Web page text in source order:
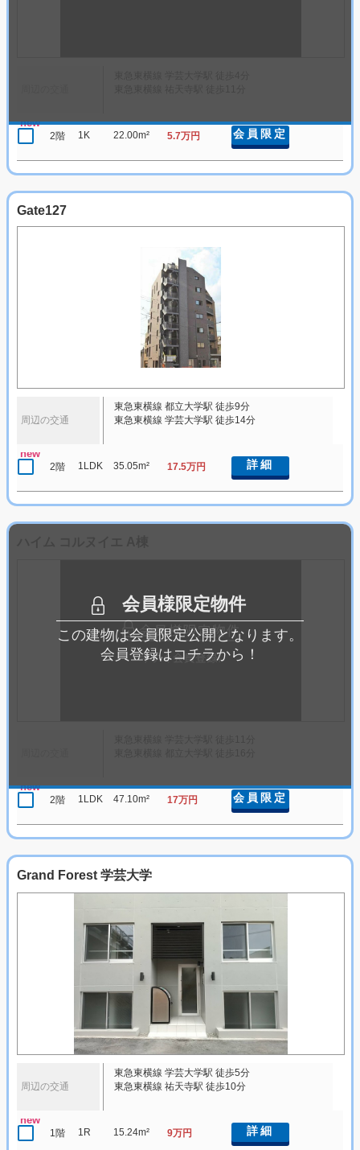
new
2階 1K 22.00m² 5.7万円 会員限定
Gate127
周辺の交通
東急東横線 都立大学駅 徒歩9分
東急東横線 学芸大学駅 徒歩14分
new
2階 1LDK 35.05m² 17.5万円 詳細
会員様限定物件
この建物は会員限定公開となります。
会員登録はコチラから！
new
2階 1LDK 47.10m² 17万円 会員限定
Grand Forest 学芸大学
周辺の交通
東急東横線 学芸大学駅 徒歩5分
東急東横線 祐天寺駅 徒歩10分
new
1階 1R 15.24m² 9万円 詳細